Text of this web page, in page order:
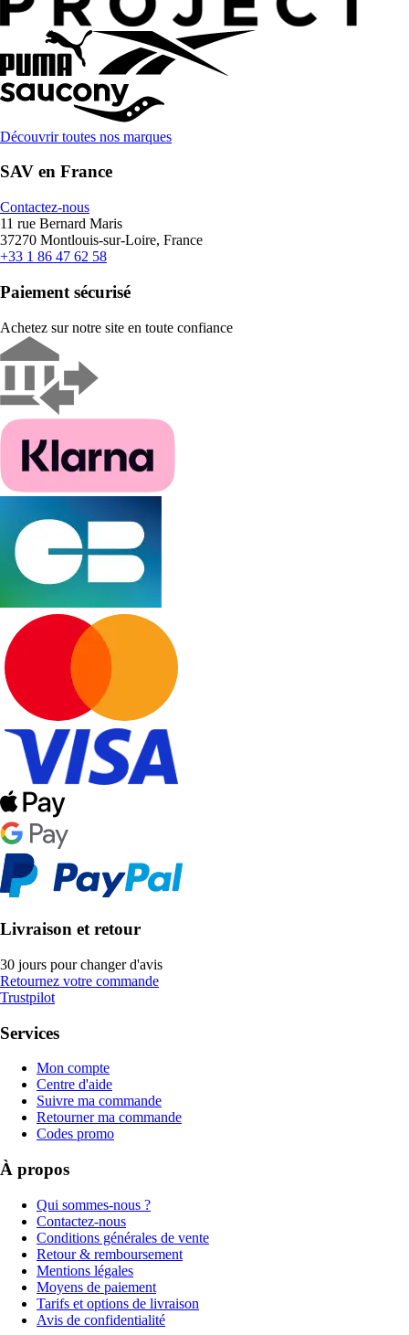
Découvrir toutes nos marques
SAV en France
Contactez-nous
11 rue Bernard Maris
37270 Montlouis-sur-Loire, France
+33 1 86 47 62 58
Paiement sécurisé
Achetez sur notre site en toute confiance
Livraison et retour
30 jours pour changer d'avis
Retournez votre commande
Trustpilot
Services
Mon compte
Centre d'aide
Suivre ma commande
Retourner ma commande
Codes promo
À propos
Qui sommes-nous ?
Contactez-nous
Conditions générales de vente
Retour & remboursement
Mentions légales
Moyens de paiement
Tarifs et options de livraison
Avis de confidentialité